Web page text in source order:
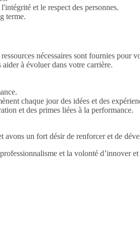
et le respect des personnes.
terme.
nécessaires sont fournies pour
à évoluer dans votre carrière.
chaque jour des idées et des
et des primes liées à la performance.
un fort désir de renforcer et de
et la volonté d’innover